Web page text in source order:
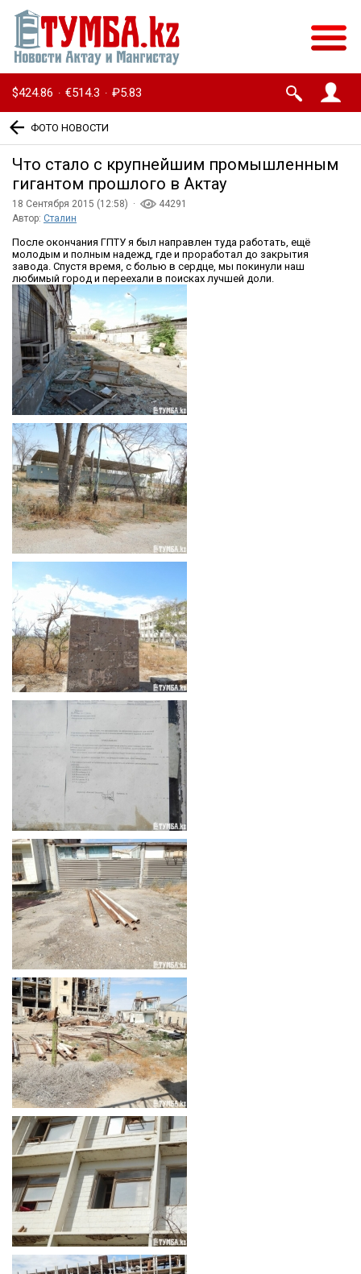
$424.86 · €514.3 · ₽5.83
ФОТО НОВОСТИ
Что стало с крупнейшим промышленным
гигантом прошлого в Актау
18 Сентября 2015 (12:58) ·
44291
Автор: Сталин
После окончания ГПТУ я был направлен туда работать, ещё
молодым и полным надежд, где и проработал до закрытия
завода. Спустя время, с болью в сердце, мы покинули наш
любимый город и переехали в поисках лучшей доли.